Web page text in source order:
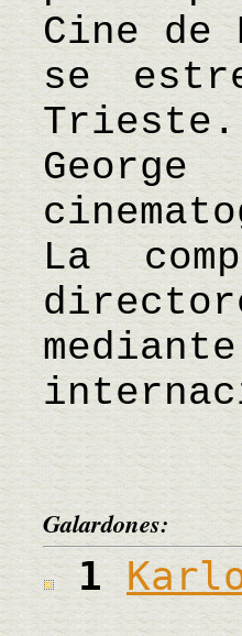
Cine de
se
Trieste.
La
Galardones:
1